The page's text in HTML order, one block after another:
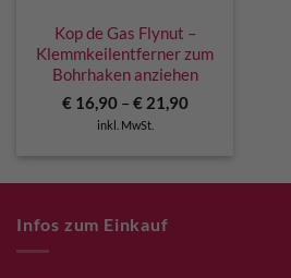
Kop de Gas Flynut –
Klemmkeilentferner zum
Bohrhaken anziehen
€ 16,90– € 21,90
inkl. MwSt.
Infos zum Einkauf